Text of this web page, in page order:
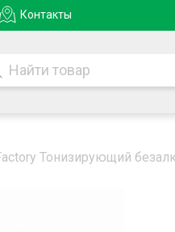
Контакты
Тонизирующий